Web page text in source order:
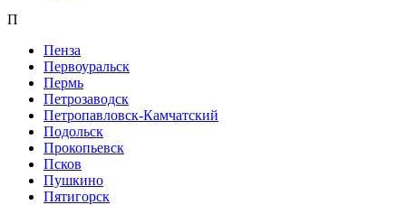
П
Пенза
Первоуральск
Пермь
Петрозаводск
Петропавловск-Камчатский
Подольск
Прокопьевск
Псков
Пушкино
Пятигорск